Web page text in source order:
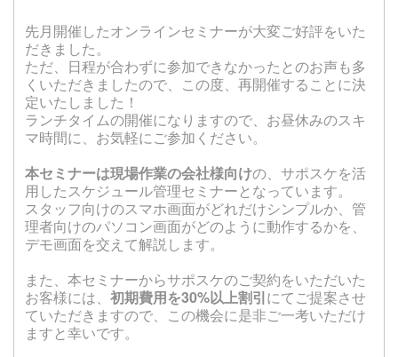
先月開催したオンラインセミナーが大変ご好評をいた
だきました。
ただ、日程が合わずに参加できなかったとのお声も多
くいただきましたので、この度、再開催することに決
定いたしました！
ランチタイムの開催になりますので、お昼休みのスキ
マ時間に、お気軽にご参加ください。
本セミナーは現場作業の会社様向けの、サポスケを活
用したスケジュール管理セミナーとなっています。
スタッフ向けのスマホ画面がどれだけシンプルか、管
理者向けのパソコン画面がどのように動作するかを、
デモ画面を交えて解説します。
また、本セミナーからサポスケのご契約をいただいた
お客様には、 初期費用を30%以上割引にてご提案させ
ていただきますので、この機会に是非ご一考いただけ
ますと幸いです。